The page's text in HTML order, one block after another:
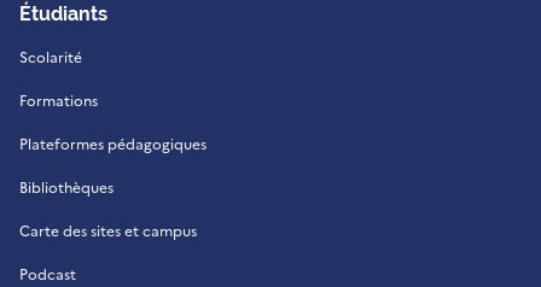
Étudiants
Scolarité
Formations
Plateformes pédagogiques
Bibliothèques
Carte des sites et campus
Podcast